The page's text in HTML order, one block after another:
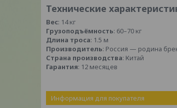
Технические
Вес: 14 кг
Грузоподъёмность: 60–70 кг
Длина троса: 1.5 м
Производитель: Россия — родина
Страна производства: Китай
Гарантия: 12 месяцев
Информация для покупателя